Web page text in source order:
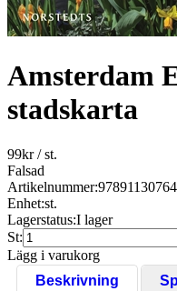
Amsterdam
stadskarta
99kr/ st.
Falsad
Artikelnummer:
Enhet:st.
Lagerstatus:I lager
St:
Lägg i varukorg
Beskrivning